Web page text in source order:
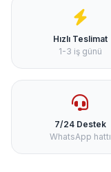
Hızlı Teslimat
1-3 iş günü
7/24 Destek
WhatsApp hattı